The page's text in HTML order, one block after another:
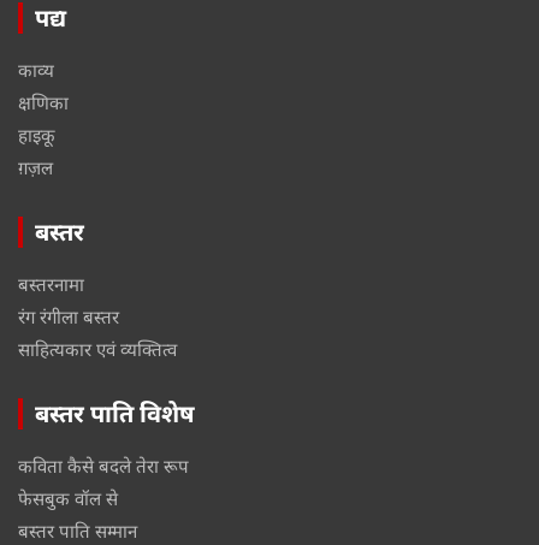
पद्य
काव्य
क्षणिका
हाइकू
ग़ज़ल
बस्तर
बस्तरनामा
रंग रंगीला बस्तर
साहित्यकार एवं व्यक्तित्व
बस्तर पाति विशेष
कविता कैसे बदले तेरा रूप
फेसबुक वॉल से
बस्तर पाति सम्मान